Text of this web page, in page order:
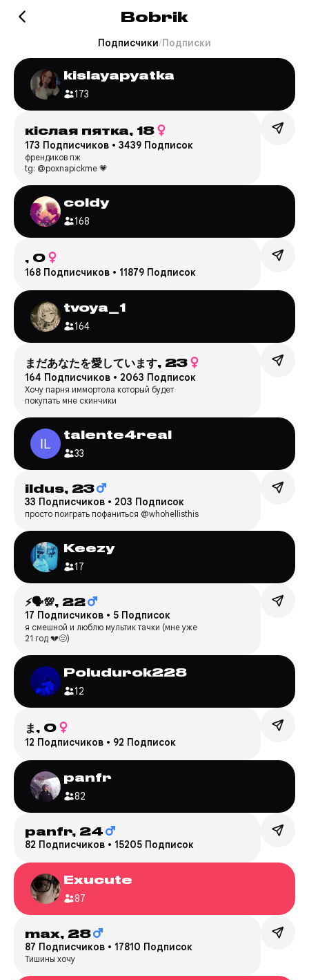
Bobrik
Подписчики/Подписки
kislayapyatka
173
кiслая пятка, 18
173 Подписчиков • 3439 Подписок
френдиков пж
tg: @poxnapickme 💗
coldy
168
, 0
168 Подписчиков • 11879 Подписок
tvoya_1
164
まだあなたを愛しています, 23
164 Подписчиков • 2063 Подписок
Хочу парня иммортола который будет
покупать мне скинчики
talente4real
33
ildus, 23
33 Подписчиков • 203 Подписок
просто поиграть пофаниться @whohellisthis
Keezy
17
⚡️🗣️💯, 22
17 Подписчиков • 5 Подписок
я смешной и люблю мультик тачки (мне уже
21 год 💔😔)
Poludurok228
12
ま, 0
12 Подписчиков • 92 Подписок
panfr
82
panfr, 24
82 Подписчиков • 15205 Подписок
Exucute
87
max, 28
87 Подписчиков • 17810 Подписок
Тишины хочу